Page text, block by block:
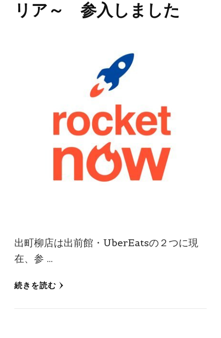
リア～ 参入しました
出町柳店は出前館・UberEatsの２つに現
在、参 …
続きを読む